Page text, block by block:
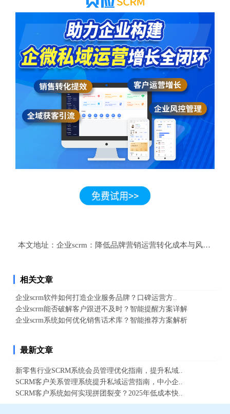
本文地址： 企业scrm：降低品牌营销运营转化成本与风险的策
相关文章
企业scrm软件如何打造企业服务品牌？口碑运营方..
企业scrm能否破解客户跟进不及时？智能提醒方案详解
企业scrm系统如何优化销售话术库？智能推荐方案解析
最新文章
新零售行业SCRM系统会员管理优化指南，提升私域..
SCRM客户关系管理系统提升私域运营指南，中小企..
SCRM客户系统如何实现拼团裂变？2025年低成本快..